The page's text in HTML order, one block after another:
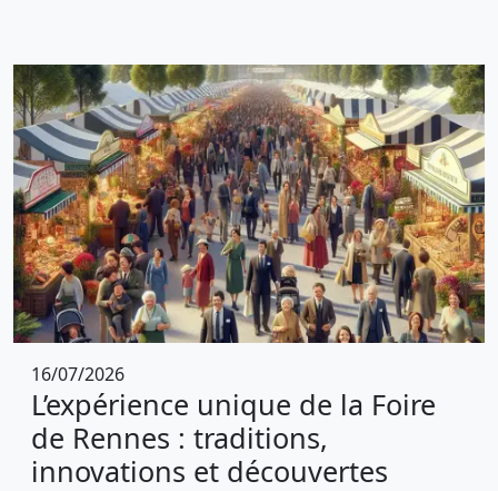
16/07/2026
L’expérience unique de la Foire
de Rennes : traditions,
innovations et découvertes